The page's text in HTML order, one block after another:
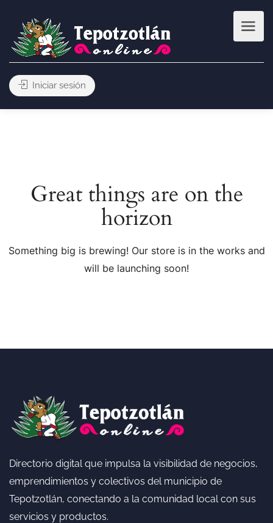
Iniciar sesión
Great things are on the
horizon
Something big is brewing! Our store is in the works and
will be launching soon!
Directorio digital que impulsa la visibilidad de negocios,
emprendimientos y colectivos del municipio de
Tepotzotlán, conectando a la comunidad local con sus
servicios y productos.